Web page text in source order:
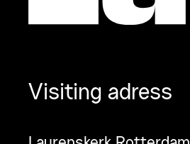
Visiting adress